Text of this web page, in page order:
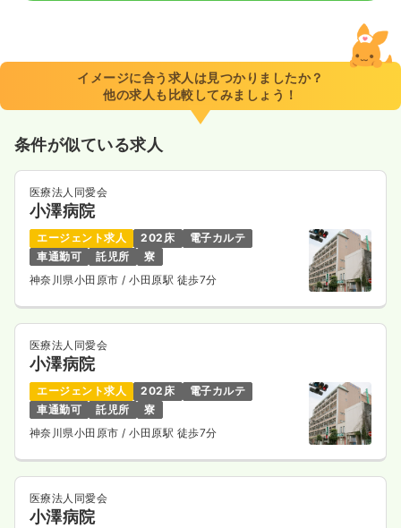
8:45～17:00（休憩60分）
土日休み
月給40万円以上可
気になる
訪問診療正看護師 一般病院
日勤のみ（常勤） 一時募集休止
給与 23.0〜30.0万円/月 賞与4ヶ月
※一例
時間 8:45～17:00
土日祝休み
月給30万円以上可
気になる 詳細を見る
イメージに合う求人は見つかりましたか？
他の求人も比較してみましょう！
条件が似ている求人
医療法人同愛会
小澤病院
エージェント求人 202床
電子カルテ
車通勤可
託児所
寮
神奈川県小田原市/ 小田原駅 徒歩7分
医療法人同愛会
小澤病院
エージェント求人 202床
電子カルテ
車通勤可
託児所
寮
神奈川県小田原市/ 小田原駅 徒歩7分
医療法人同愛会
小澤病院